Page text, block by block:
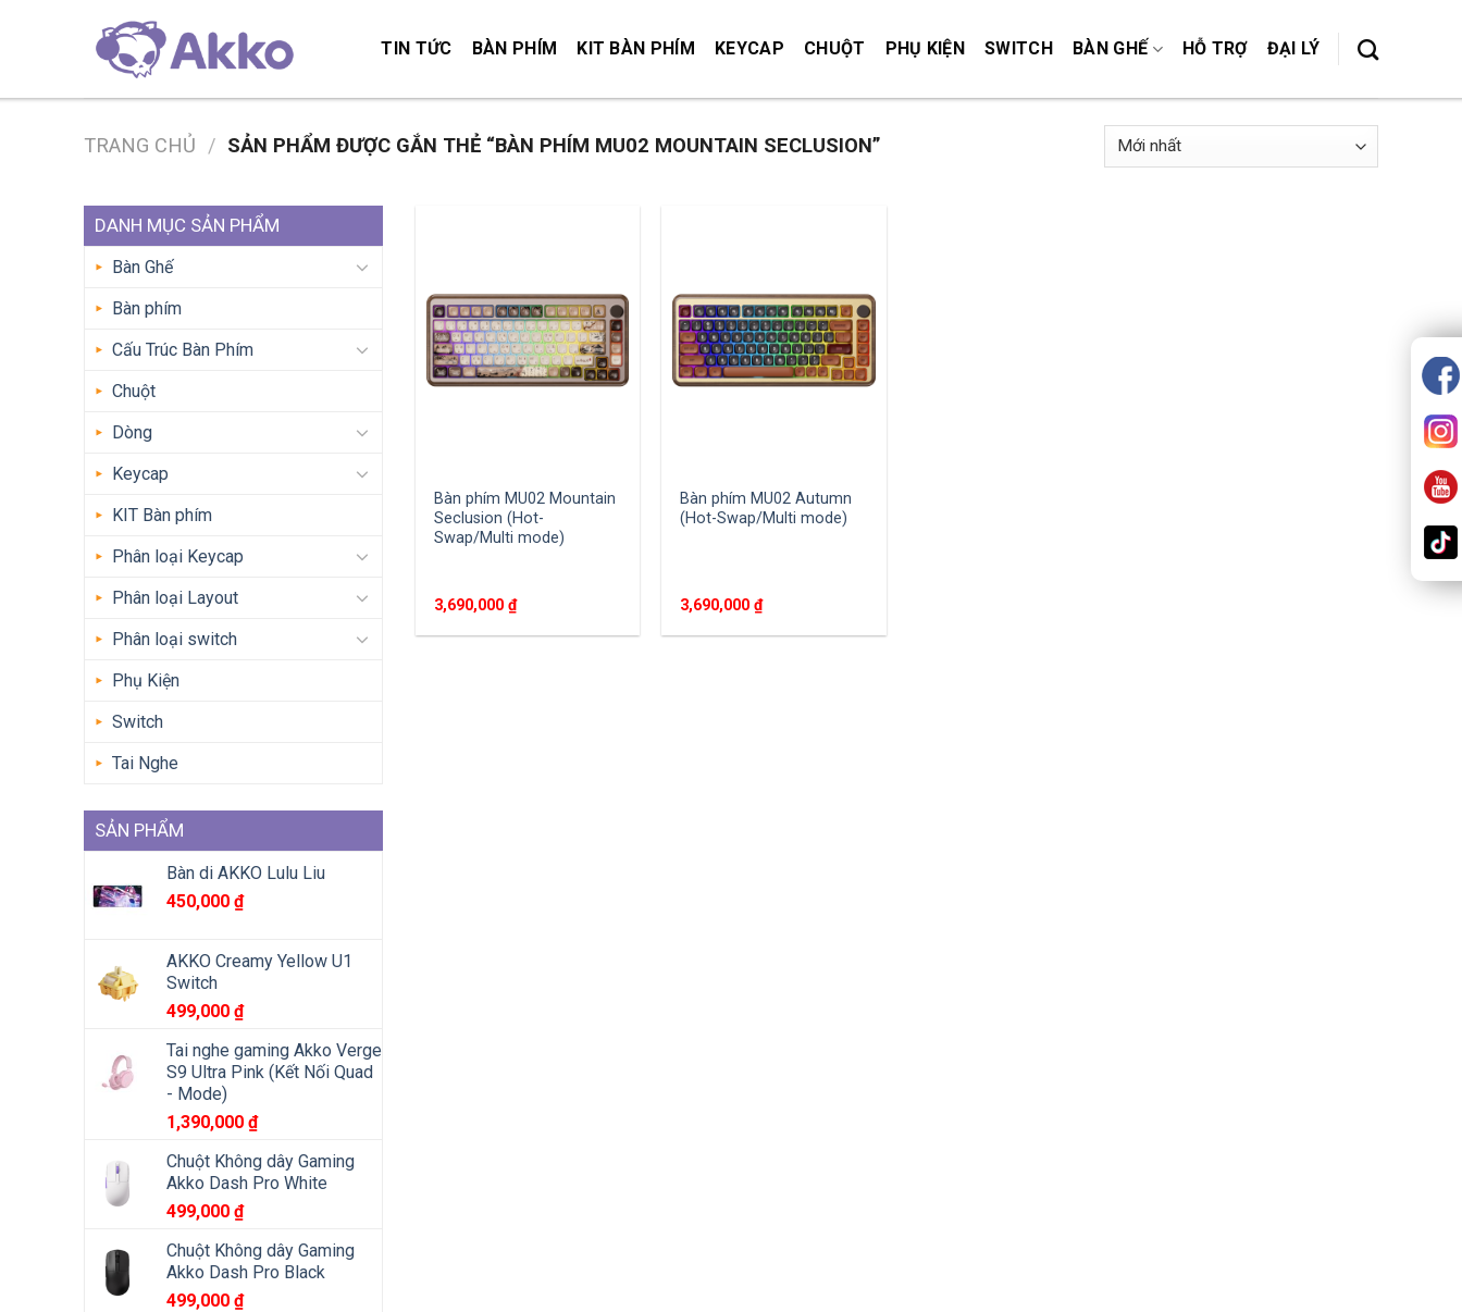
TIN TỨC BÀN PHÍM KIT BÀN PHÍM KEYCAP CHUỘT PHỤ KIỆN SWITCH BÀN GHẾ HỖ TRỢ ĐẠI LÝ
TRANG CHỦ / SẢN PHẨM ĐƯỢC GẮN THẺ “BÀN PHÍM MU02 MOUNTAIN SECLUSION”
DANH MỤC SẢN PHẨM
Bàn Ghế
Bàn phím
Cấu Trúc Bàn Phím
Chuột
Dòng
Keycap
KIT Bàn phím
Phân loại Keycap
Phân loại Layout
Phân loại switch
Phụ Kiện
Switch
Tai Nghe
SẢN PHẨM
Bàn di AKKO Lulu Liu
450,000 ₫
AKKO Creamy Yellow U1
Switch
499,000 ₫
Tai nghe gaming Akko Verge
S9 Ultra Pink (Kết Nối Quad
- Mode)
1,390,000 ₫
Chuột Không dây Gaming
Akko Dash Pro White
499,000 ₫
Chuột Không dây Gaming
Akko Dash Pro Black
499,000 ₫
Bàn phím MU02 Mountain
Seclusion (Hot-
Swap/Multi mode)
3,690,000₫
Bàn phím MU02 Autumn
(Hot-Swap/Multi mode)
3,690,000₫